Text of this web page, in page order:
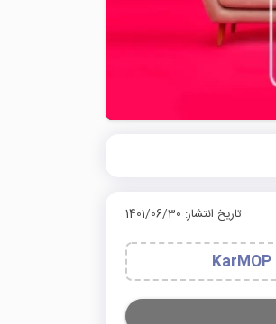
تاریخ انتشار: 1401/06/30
KarMOP